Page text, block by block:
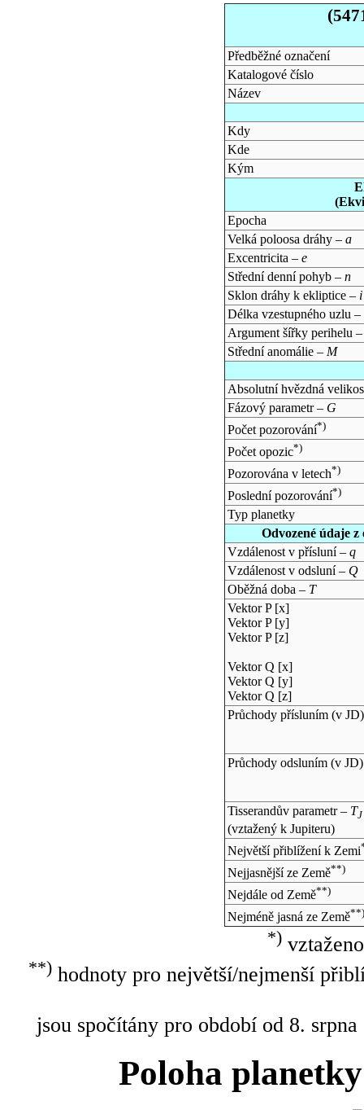
Předběžné označení
Katalogové číslo
Název
Kdy
Kde
Kým
Epocha
Velká poloosa dráhy – a
Excentricita – e
Střední denní pohyb – n
Sklon dráhy k ekliptice – i
Délka vzestupného uzlu –
Argument šířky perihelu
Střední anomálie – M
Absolutní hvězdná
Fázový parametr – G
Počet pozorování*)
Počet opozic*)
Pozorována v letech*)
Poslední pozorování*)
Typ planetky
Odvozené údaje
Vzdálenost v přísluní – q
Vzdálenost v odsluní – Q
Oběžná doba – T
Vektor P [x]
Vektor P [y]
Vektor P [z]
Vektor Q [x]
Vektor Q [y]
Vektor Q [z]
Průchody přísluním (v JD)
Průchody odsluním (v JD)
Tisserandův parametr – TJ
(vztažený k Jupiteru)
Největší přiblížení k Zemi
Nejjasnější ze Země**)
Nejdále od Země**)
Nejméně jasná ze Země**)
*)
**)hodnoty pro největší/nejmenší
jsou spočítány pro období od 8.
Poloha